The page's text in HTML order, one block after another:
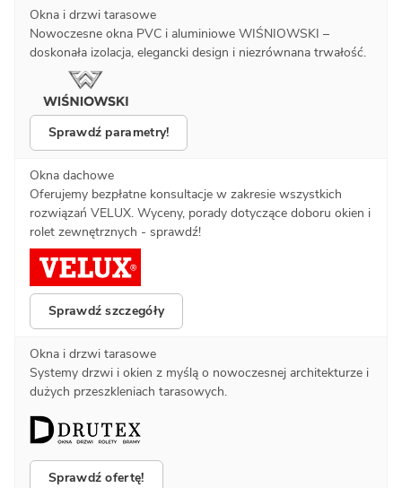
Okna i drzwi tarasowe
Nowoczesne okna PVC i aluminiowe WIŚNIOWSKI –
doskonała izolacja, elegancki design i niezrównana trwałość.
Sprawdź parametry!
Okna dachowe
Oferujemy bezpłatne konsultacje w zakresie wszystkich
rozwiązań VELUX. Wyceny, porady dotyczące doboru okien i
rolet zewnętrznych - sprawdź!
Sprawdź szczegóły
Okna i drzwi tarasowe
Systemy drzwi i okien z myślą o nowoczesnej architekturze i
dużych przeszkleniach tarasowych.
Sprawdź ofertę!